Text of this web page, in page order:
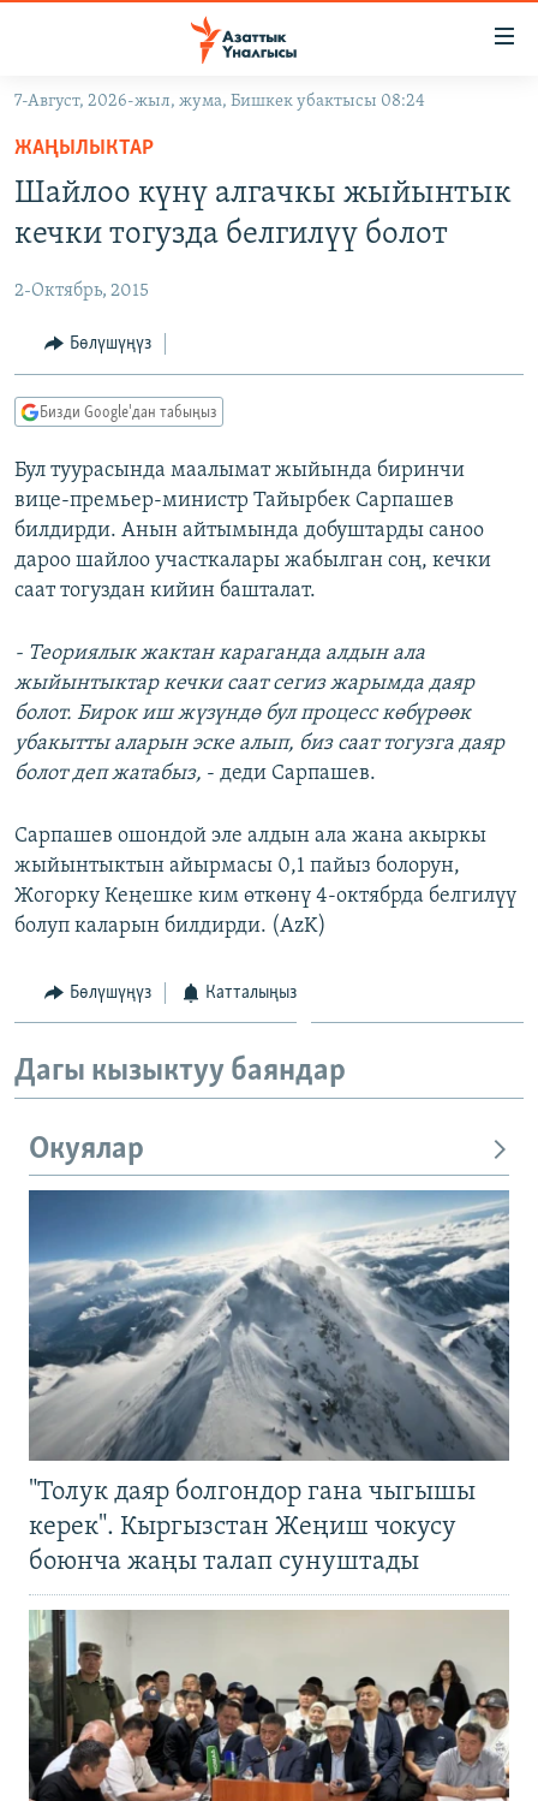
Навигацияга
өтүңүз
Издөөгө
салыңыз
ЭКОНОМИКА
МАДАНИЯТ
БОРБОР АЗИЯ
АТАЙЫН ИЛИКТӨӨ
ТВ ПРОГРАММАЛАР
ЭКСПЕРТТЕР ТАЛДАЙТ
БИЗ ЖАНА ДҮЙНӨ
ДАНИСТЕ
ЭЖЕ-СИҢДИЛЕР
АЗАТТЫК+
ЫҢГАЙСЫЗ СУРООЛОР
ӨЗГӨЧӨ ПИКИР
Русский
ОНЛАЙН ШЕРИНЕ
ЭЕ/АРнун бардык сайттары
7-Август, 2026-жыл, жума, Бишкек убактысы 08:24
ЖАҢЫЛЫКТАР
Шайлоо күнү алгачкы жыйынтык
кечки тогузда белгилүү болот
2-Октябрь, 2015
Бөлүшүңүз
Бизди Google'дан табыңыз
Бул туурасында маалымат жыйында биринчи
вице-премьер-министр Тайырбек Сарпашев
билдирди. Анын айтымында добуштарды саноо
дароо шайлоо участкалары жабылган соң, кечки
саат тогуздан кийин башталат.
- Теориялык жактан караганда алдын ала
жыйынтыктар кечки саат сегиз жарымда даяр
болот. Бирок иш жүзүндө бул процесс көбүрөөк
убакытты аларын эске алып, биз саат тогузга даяр
болот деп жатабыз, - деди Сарпашев.
Сарпашев ошондой эле алдын ала жана акыркы
жыйынтыктын айырмасы 0,1 пайыз болорун,
Жогорку Кеңешке ким өткөнү 4-октябрда белгилүү
болуп каларын билдирди. (AzK)
Бөлүшүңүз Катталыңыз
Дагы кызыктуу баяндар
Окуялар
"Толук даяр болгондор гана чыгышы
керек". Кыргызстан Жеңиш чокусу
боюнча жаңы талап сунуштады